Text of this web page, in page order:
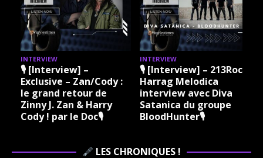
INTERVIEW
🎙 [Interview] –
Exclusive – Zan/Cody :
le grand retour de
Zinny J. Zan & Harry
Cody ! par le Doc🎙
INTERVIEW
🎙 [Interview] – 213Rock
Harrag Melodica
interview avec Diva
Satanica du groupe
BloodHunter🎙
LES CHRONIQUES !